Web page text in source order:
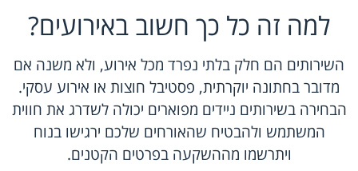
למה זה כל כך חשוב באירועים?
השירותים הם חלק בלתי נפרד מכל אירוע, ולא משנה אם
מדובר בחתונה יוקרתית, פסטיבל חוצות או אירוע עסקי.
הבחירה בשירותים ניידים מפוארים יכולה לשדרג את חווית
המשתמש ולהבטיח שהאורחים שלכם ירגישו בנוח
ויתרשמו מההשקעה בפרטים הקטנים.